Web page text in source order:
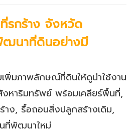
รกร้าง จังหวัด
นาที่ดินอย่างมี
พิ่มภาพลักษณ์ที่ดินให้ดูน่าใช้งาน
หาริมทรัพย์ พร้อมเคลียร์พื้นที่,
าง, รื้อถอนสิ่งปลูกสร้างเดิม,
ที่พัฒนาใหม่